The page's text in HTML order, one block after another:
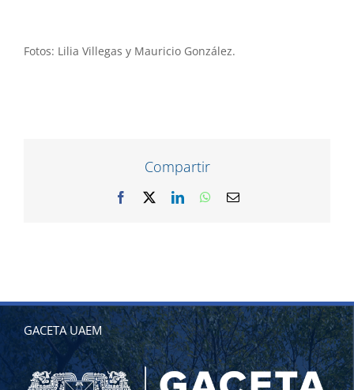
Compartir
GACETA UAEM